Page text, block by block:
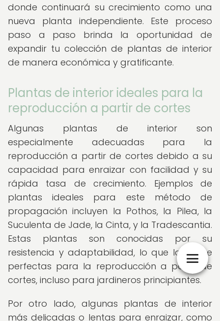
donde continuará su crecimiento como una
nueva planta independiente. Este proceso
paso a paso brinda la oportunidad de
expandir tu colección de plantas de interior
de manera económica y gratificante.
Plantas de interior ideales para la
reproducción a partir de cortes
Algunas plantas de interior son
especialmente adecuadas para la
reproducción a partir de cortes debido a su
capacidad para enraizar con facilidad y su
rápida tasa de crecimiento. Ejemplos de
plantas ideales para este método de
propagación incluyen la Pothos, la Pilea, la
Suculenta de Jade, la Cinta, y la Tradescantia.
Estas plantas son conocidas por su
resistencia y adaptabilidad, lo que las hace
perfectas para la reproducción a partir de
cortes, incluso para jardineros principiantes.
Por otro lado, algunas plantas de interior
más delicadas o lentas para enraizar, como